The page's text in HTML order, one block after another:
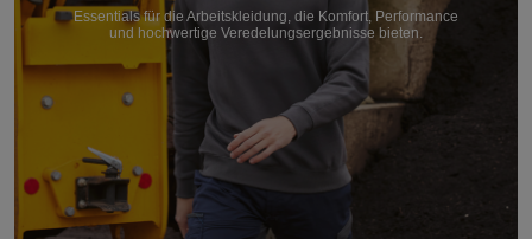
Essentials für die Arbeitskleidung, die Komfort, Performance
und hochwertige Veredelungsergebnisse bieten.